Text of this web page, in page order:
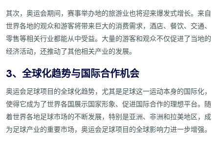
其次，奥运会期间，赛事举办地的旅游业也将迎来爆发式增长。来自
世界各地的观众和游客将带来巨大的消费需求，酒店、餐饮、交通、
零售等相关行业都能从中受益。大量的游客和观众不仅促进了当地的
经济活动，还推动了其他相关产业的发展。
3、全球化趋势与国际合作机会
奥运会足球项目的全球化趋势，尤其是足球这一运动本身的国际化，
使得它成为了世界各国展示国家形象、促进国际合作的理想平台。随
着世界各地足球市场的不断发展，特别是亚洲、非洲和拉美地区，成
为足球产业的重要市场，奥运会足球项目的全球影响力进一步增强。